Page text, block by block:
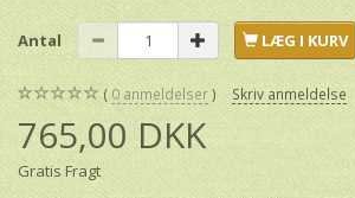
Antal LÆG I KURV
0 anmeldelser Skriv anmeldelse
765,00 DKK
Gratis Fragt